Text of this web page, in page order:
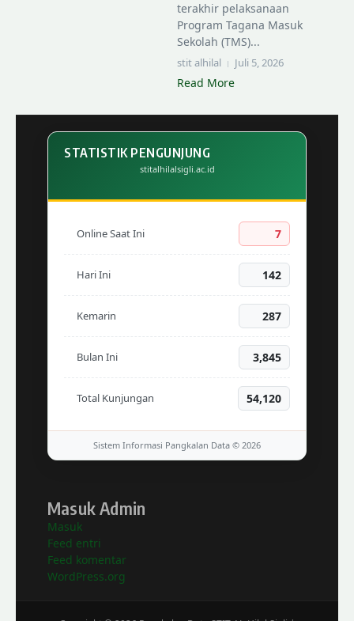
terakhir pelaksanaan
Program Tagana Masuk
Sekolah (TMS)...
stit alhilal Juli 5, 2026
Read More
STATISTIK PENGUNJUNG
stitalhilalsigli.ac.id
Online Saat Ini 7
Hari Ini 142
Kemarin 287
Bulan Ini 3,845
Total Kunjungan 54,120
Sistem Informasi Pangkalan Data © 2026
Masuk Admin
Masuk
Feed entri
Feed komentar
WordPress.org